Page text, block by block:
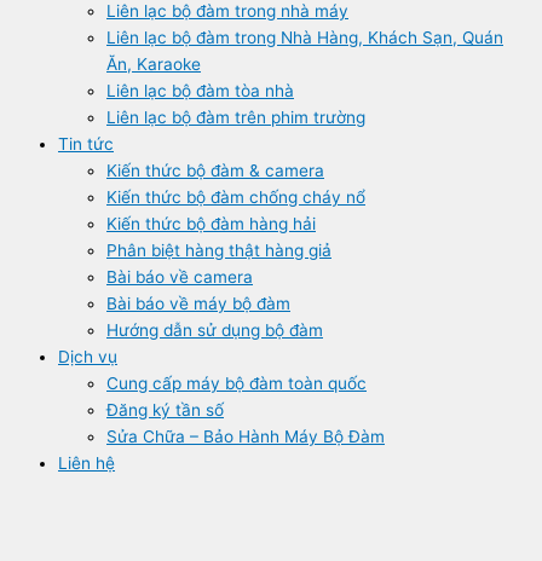
Liên lạc bộ đàm trong nhà máy
Liên lạc bộ đàm trong Nhà Hàng, Khách Sạn, Quán
Ăn, Karaoke
Liên lạc bộ đàm tòa nhà
Liên lạc bộ đàm trên phim trường
Tin tức
Kiến thức bộ đàm & camera
Kiến thức bộ đàm chống cháy nổ
Kiến thức bộ đàm hàng hải
Phân biệt hàng thật hàng giả
Bài báo về camera
Bài báo về máy bộ đàm
Hướng dẫn sử dụng bộ đàm
Dịch vụ
Cung cấp máy bộ đàm toàn quốc
Đăng ký tần số
Sửa Chữa – Bảo Hành Máy Bộ Đàm
Liên hệ